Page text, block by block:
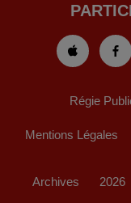
Régie
Mentions Légales
Archives 2026